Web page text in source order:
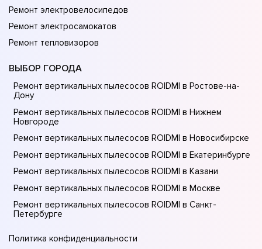
Ремонт электровелосипедов
Ремонт электросамокатов
Ремонт тепловизоров
ВЫБОР ГОРОДА
Ремонт вертикальных пылесосов ROIDMI в Ростове-на-
Донy
Ремонт вертикальных пылесосов ROIDMI в Нижнем
Новгороде
Ремонт вертикальных пылесосов ROIDMI в Новосибирске
Ремонт вертикальных пылесосов ROIDMI в Екатеринбурге
Ремонт вертикальных пылесосов ROIDMI в Казани
Ремонт вертикальных пылесосов ROIDMI в Москве
Ремонт вертикальных пылесосов ROIDMI в Санкт-
Петербурге
Политика конфиденциальности